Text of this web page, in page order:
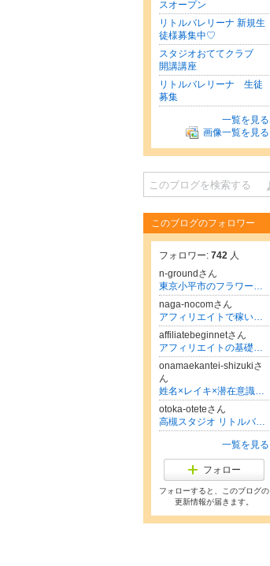
スオープン
リトルバレリーナ 新規生
徒様募集中♡
スタジオおててクラブ
開講講座
リトルバレリーナ 生徒
募集
一覧を見る
画像一覧を見る
このブログのフォロワー
フォロワー: 742 人
n-groundさん
東京小平市のフラワーアレンジメントレッスンとフラワーセラピー資格取得はn.Ground
naga-nocomさん
アフィリエイトで稼いで会社を辞めて自由を手に入れたナガーノの超実践的アフィリエイト講座
affiliatebeginnetさん
アフィリエイトの基礎知識・始め方初心者講座
onamaekantei-shizukiさ
ん
姓名×レイキ×潜在意識の書き換え カウンセラー静祈(しずき)
otoka-oteteさん
高槻スタジオ リトルバレリーナ
一覧を見る
フォロー
フォローすると、このブログの
更新情報が届きます。